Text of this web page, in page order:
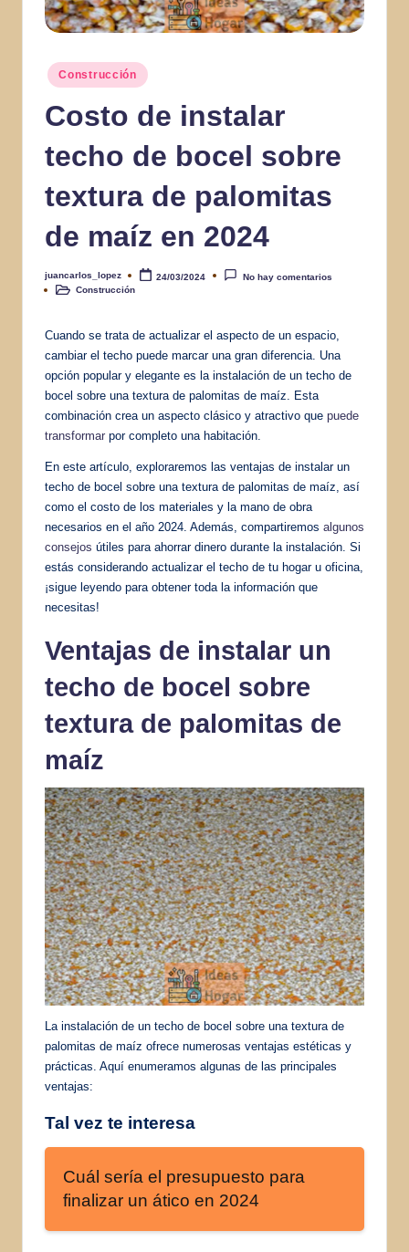
Publicado
en
Construcción
Costo de instalar
techo de bocel sobre
textura de palomitas
de maíz en 2024
Publicado
por
juancarlos_lopez 24/03/2024
No hay comentarios
PublicadoConstrucción
Cuando se trata de actualizar el aspecto de un espacio,
cambiar el techo puede marcar una gran diferencia. Una
opción popular y elegante es la instalación de un techo de
bocel sobre una textura de palomitas de maíz. Esta
combinación crea un aspecto clásico y atractivo que puede
transformar por completo una habitación.
En este artículo, exploraremos las ventajas de instalar un
techo de bocel sobre una textura de palomitas de maíz, así
como el costo de los materiales y la mano de obra
necesarios en el año 2024. Además, compartiremos algunos
consejos útiles para ahorrar dinero durante la instalación. Si
estás considerando actualizar el techo de tu hogar u oficina,
¡sigue leyendo para obtener toda la información que
necesitas!
Ventajas de instalar un
techo de bocel sobre
textura de palomitas de
maíz
La instalación de un techo de bocel sobre una textura de
palomitas de maíz ofrece numerosas ventajas estéticas y
prácticas. Aquí enumeramos algunas de las principales
ventajas:
Tal vez te interesa
Cuál sería el presupuesto para
finalizar un ático en 2024